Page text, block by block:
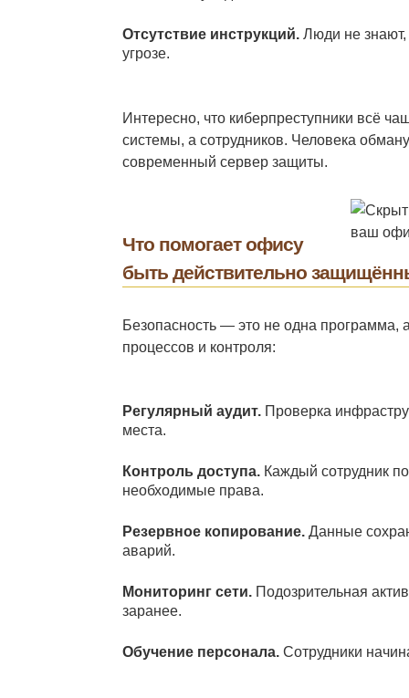
Отсутствие инструкций. Люди не знают,
угрозе.
Интересно, что киберпреступники всё
системы, а сотрудников. Человека
современный сервер защиты.
Что помогает офису
быть действительно
Безопасность — это не одна программа,
процессов и контроля:
Регулярный аудит. Проверка
места.
Контроль доступа. Каждый сотрудник
необходимые права.
Резервное копирование. Данные
аварий.
Мониторинг сети. Подозрительная
заранее.
Обучение персонала. Сотрудники